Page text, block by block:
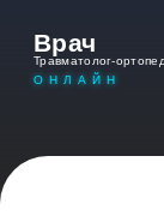
Врач
Травматолог-ортопед
ОНЛАЙН